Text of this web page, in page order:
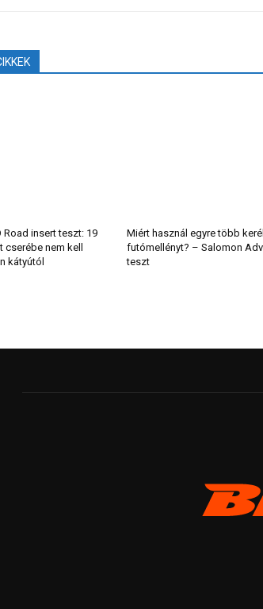
Road insert teszt: 19
cserébe nem kell
kátyútól
Miért használ egyre több
futómellényt? – Salomon
teszt